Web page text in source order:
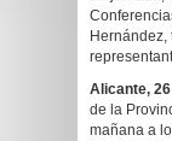
Hernández,
Alicante,
de la
mañana a